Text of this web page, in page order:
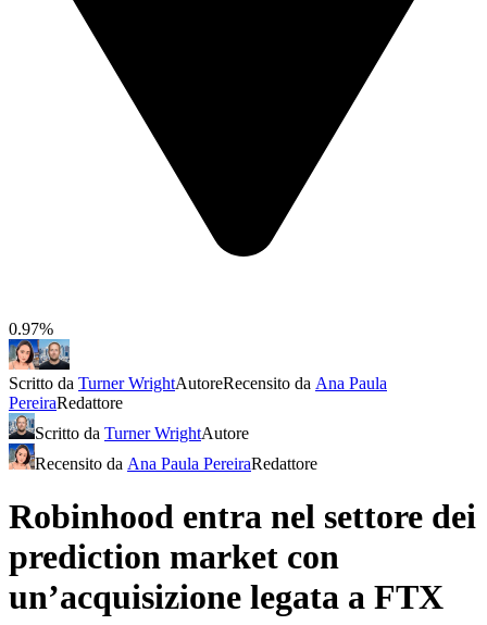
0.97%
Scritto da Turner WrightAutoreRecensito da Ana Paula
PereiraRedattore
Scritto da Turner WrightAutore
Recensito da Ana Paula PereiraRedattore
Robinhood entra nel settore dei
prediction market con
un’acquisizione legata a FTX